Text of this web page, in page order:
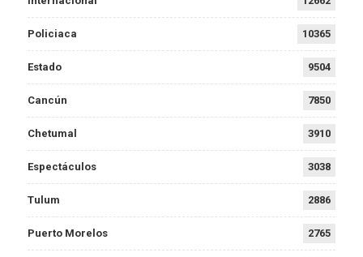
Policiaca 10365
Estado 9504
Cancún 7850
Chetumal 3910
Espectáculos 3038
Tulum 2886
Puerto Morelos 2765